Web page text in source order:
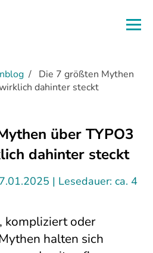
Die 7 größten Mythen
dahinter steckt
über TYPO3
dahinter steckt
Lesedauer: ca. 4
kompliziert oder
halten sich